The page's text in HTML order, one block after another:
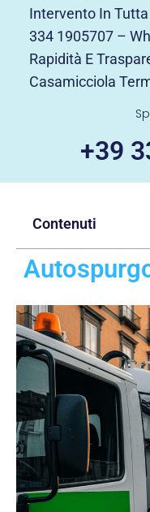
Intervento In
334 1905707 –
Rapidità E
Casamicciola
+39
Contenuti